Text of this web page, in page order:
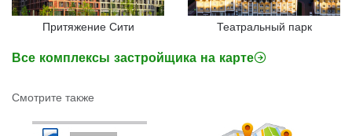
Притяжение Сити Театральный парк
Все комплексы застройщика на карте
Смотрите также